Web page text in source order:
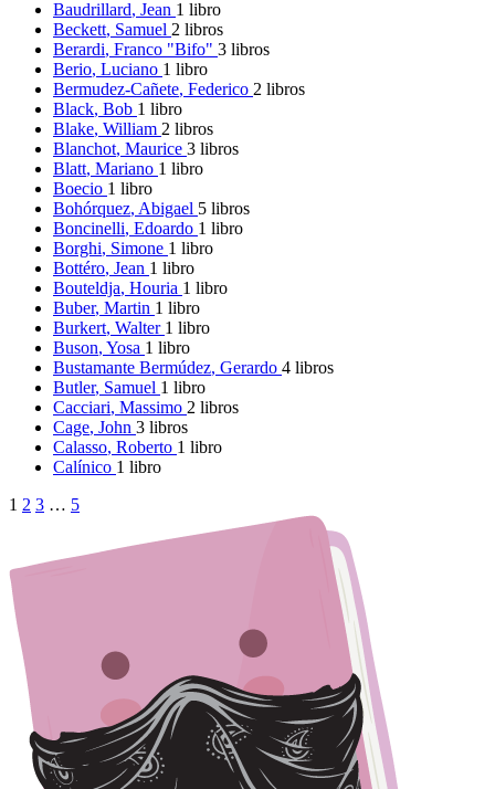
Baudrillard, Jean 1 libro
Beckett, Samuel 2 libros
Berardi, Franco "Bifo" 3 libros
Berio, Luciano 1 libro
Bermudez-Cañete, Federico 2 libros
Black, Bob 1 libro
Blake, William 2 libros
Blanchot, Maurice 3 libros
Blatt, Mariano 1 libro
Boecio 1 libro
Bohórquez, Abigael 5 libros
Boncinelli, Edoardo 1 libro
Borghi, Simone 1 libro
Bottéro, Jean 1 libro
Bouteldja, Houria 1 libro
Buber, Martin 1 libro
Burkert, Walter 1 libro
Buson, Yosa 1 libro
Bustamante Bermúdez, Gerardo 4 libros
Butler, Samuel 1 libro
Cacciari, Massimo 2 libros
Cage, John 3 libros
Calasso, Roberto 1 libro
Calínico 1 libro
1 2 3 … 5